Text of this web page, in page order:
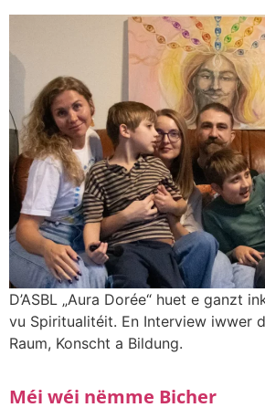
D’ASBL „Aura Dorée“ huet e ganzt
vu Spiritualitéit. En Interview iwwer
Raum, Konscht a Bildung.
Méi wéi nëmme Bicher